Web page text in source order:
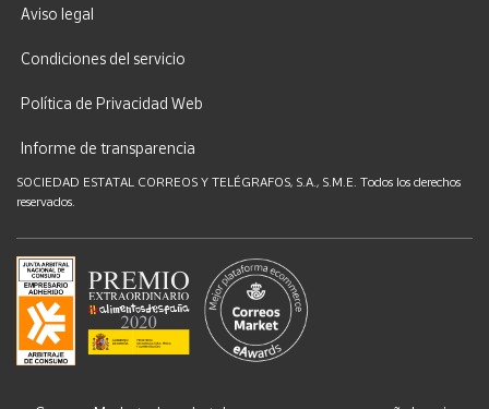
Aviso legal
Condiciones del servicio
Política de Privacidad Web
Informe de transparencia
SOCIEDAD ESTATAL CORREOS Y TELÉGRAFOS, S.A., S.M.E. Todos los derechos
reservados.